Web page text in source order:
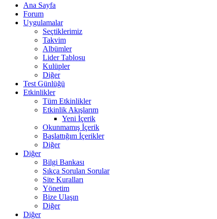
Ana Sayfa
Forum
Uygulamalar
Seçtiklerimiz
Takvim
Albümler
Lider Tablosu
Kulüpler
Diğer
Test Günlüğü
Etkinlikler
Tüm Etkinlikler
Etkinlik Akışlarım
Yeni İçerik
Okunmamış İçerik
Başlattığım İçerikler
Diğer
Diğer
Bilgi Bankası
Sıkça Sorulan Sorular
Site Kuralları
Yönetim
Bize Ulaşın
Diğer
Diğer